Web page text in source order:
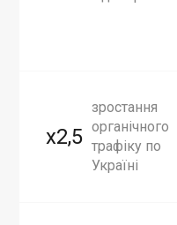
x2,5
зростання
органічного
трафіку по
Україні